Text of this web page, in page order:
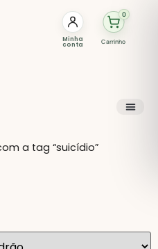
Minha
conta Carrinho
0
a tag “suicídio”